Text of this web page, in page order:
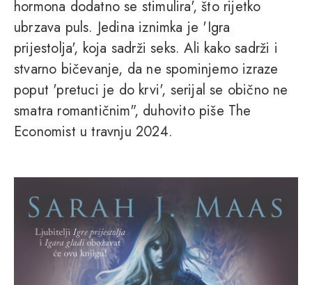
hormona dodatno se stimulira', što rijetko
ubrzava puls. Jedina iznimka je 'Igra
prijestolja', koja sadrži seks. Ali kako sadrži i
stvarno bičevanje, da ne spominjemo izraze
poput 'pretuci je do krvi', serijal se obično ne
smatra romantičnim", duhovito piše The
Economist u travnju 2024.